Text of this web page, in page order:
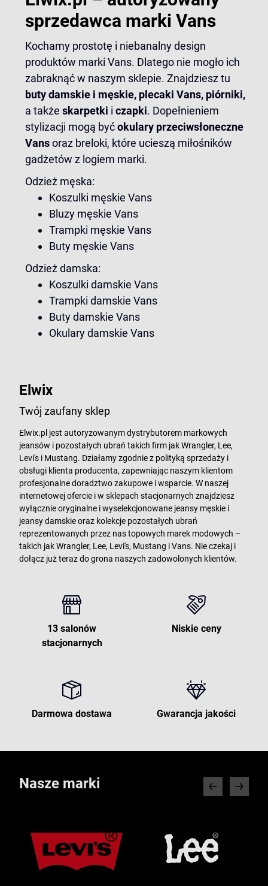
sprzedawca marki Vans
Kochamy prostotę i niebanalny design
produktów marki Vans. Dlatego nie mogło ich
zabraknąć w naszym sklepie. Znajdziesz tu
buty damskie i męskie, plecaki Vans, piórniki,
a także skarpetki i czapki. Dopełnieniem
stylizacji mogą byćokulary przeciwsłoneczne
Vansoraz breloki, które ucieszą miłośników
gadżetów z logiem marki.
Odzież męska:
Koszulki męskie Vans
Bluzy męskie Vans
Trampki męskie Vans
Buty męskie Vans
Odzież damska:
Koszulki damskie Vans
Trampki damskie Vans
Buty damskie Vans
Okulary damskie Vans
Elwix
Twój zaufany sklep
Elwix.pl jest autoryzowanym dystrybutorem markowych
jeansów i pozostałych ubrań takich firm jak Wrangler, Lee,
Levi's i Mustang. Działamy zgodnie z polityką sprzedaży i
obsługi klienta producenta, zapewniając naszym klientom
profesjonalne doradztwo zakupowe i wsparcie. W naszej
internetowej ofercie i w sklepach stacjonarnych znajdziesz
wyłącznie oryginalne i wyselekcjonowane jeansy męskie i
jeansy damskie oraz kolekcje pozostałych ubrań
reprezentowanych przez nas topowych marek modowych –
takich jak Wrangler, Lee, Levi's, Mustang i Vans. Nie czekaj i
dołącz już teraz do grona naszych zadowolonych klientów.
13 salonów
stacjonarnych
Niskie ceny
Darmowa dostawa Gwarancja jakości
Nasze marki